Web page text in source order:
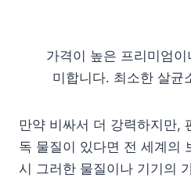
가격이 높은 프리미엄
미합니다. 최소한 살균
만약 비싸서 더 강력하지만,
독 물질이 있다면 전 세계의
시 그러한 물질이나 기기의